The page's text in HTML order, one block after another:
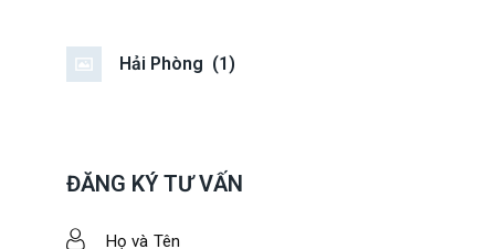
Hải Phòng (1)
ĐĂNG KÝ TƯ VẤN